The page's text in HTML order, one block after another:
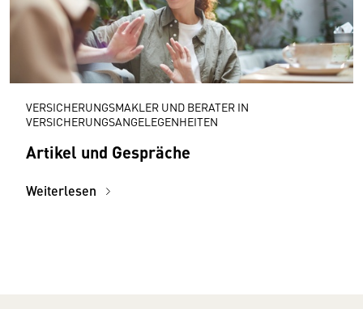
VERSICHERUNGSMAKLER UND BERATER IN
VERSICHERUNGSANGELEGENHEITEN
Artikel und Gespräche
Weiterlesen